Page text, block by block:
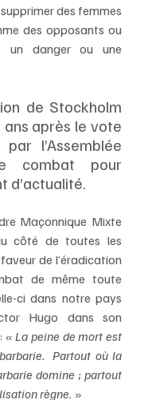
des femmes
des opposants ou
un danger ou une
de Stockholm
après le vote
l’Assemblée
combat pour
d’actualité.
Maçonnique Mixte
côté de toutes les
de l’éradication
de même toute
ci dans notre pays
Hugo dans son
« La peine de mort est
Partout où la
domine ; partout
règne. »